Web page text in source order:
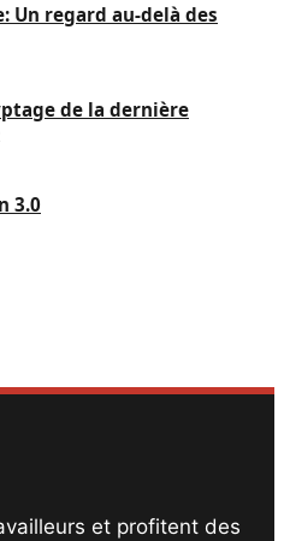
Un regard au-delà des
de la dernière
3.0
et profitent des